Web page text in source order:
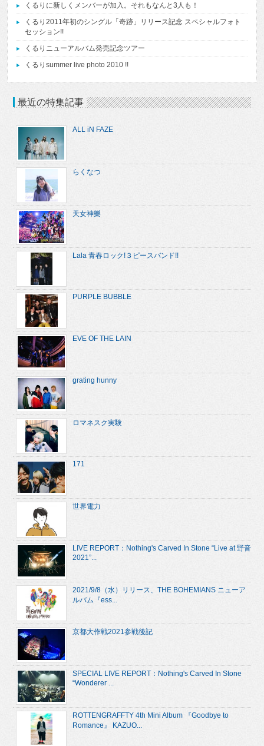
くるりに新しくメンバーが加入。それもなんと3人も！
くるり2011年初のシングル「奇跡」リリース記念 スペシャルフォト
セッション!!
くるりニューアルバム発売記念ツアー
くるりsummer live photo 2010 !!
最近の特集記事
ALL iN FAZE
らくなつ
天女神樂
Lala 青春ロック!３ピースバンド!!
PURPLE BUBBLE
EVE OF THE LAIN
grating hunny
ロマネスク実験
171
世界電力
LIVE REPORT：Nothing's Carved In Stone “Live at 野音
2021”...
2021/9/8（水）リリース、THE BOHEMIANS ニューア
ルバム『ess...
京都大作戦2021参戦後記
SPECIAL LIVE REPORT：Nothing's Carved In Stone
“Wonderer ...
ROTTENGRAFFTY 4th Mini Album 『Goodbye to
Romance』 KAZUO...